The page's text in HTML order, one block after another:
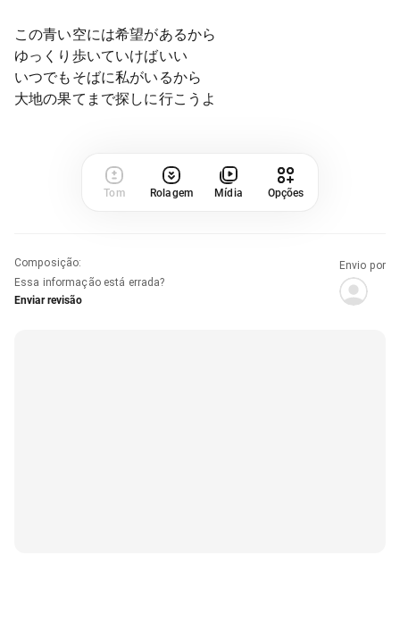
この青い空には希望があるから
ゆっくり歩いていけばいい
いつでもそばに私がいるから
大地の果てまで探しに行こうよ
Tom Rolagem Mídia Opções
Composição:
Essa informação está errada?
Enviar revisão
Envio por